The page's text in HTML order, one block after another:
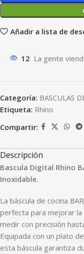
Añadir a lista de
12 La gente
Categoría: BASCULAS
Etiqueta: Rhino
Compartir:
Descripción
Bascula Digital Rhino
Inoxidable.
La báscula de cocina
perfecta para mejorar la
medir con precisión
Equipada con un plato
esta báscula garantiza